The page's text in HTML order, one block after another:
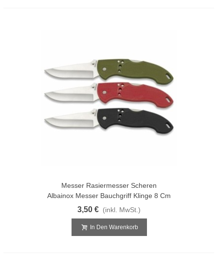
Messer Rasiermesser Scheren
Albainox Messer Bauchgriff Klinge 8 Cm
3,50 € (inkl. MwSt.)
In Den Warenkorb